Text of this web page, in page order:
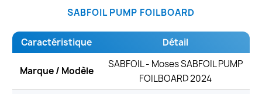
SABFOIL PUMP FOILBOARD
Caractéristique Détail
Marque / Modèle
SABFOIL - Moses SABFOIL PUMP
FOILBOARD 2024